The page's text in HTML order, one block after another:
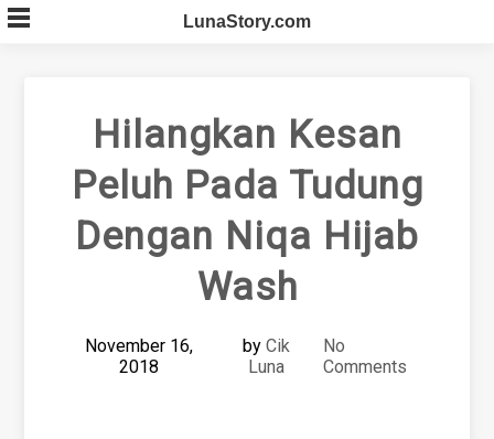
Skip
to
LunaStory.com
Hilangkan Kesan
Peluh Pada Tudung
Dengan Niqa Hijab
Wash
November 16,
2018
byCik
Luna
No
Comments